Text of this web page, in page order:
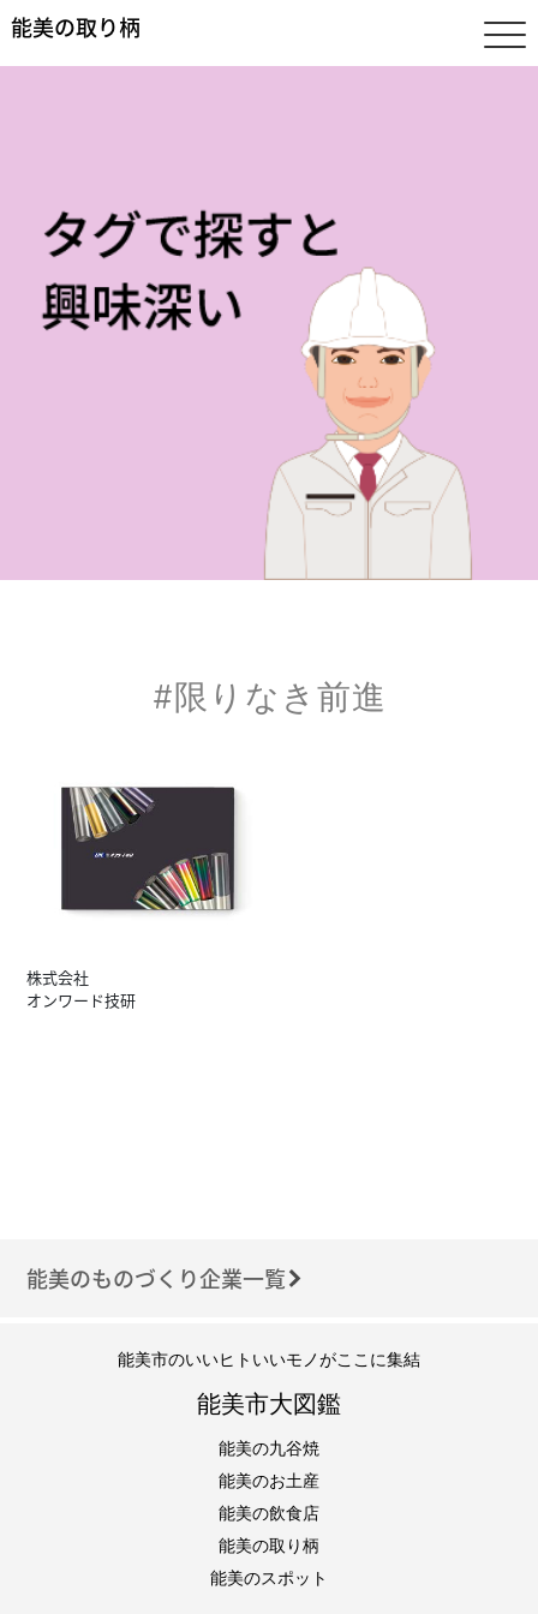
能美の取り柄
#限りなき前進
株式会社
オンワード技研
能美のものづくり企業一覧
能美市のいいヒトいいモノがここに集結
能美市大図鑑
能美の九谷焼
能美のお土産
能美の飲食店
能美の取り柄
能美のスポット